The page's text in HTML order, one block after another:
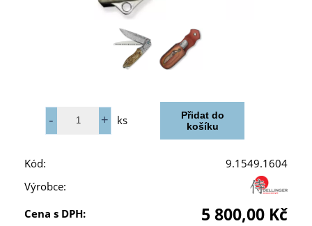
ks
Kód:
9.1549.1604
Výrobce:
Cena s DPH:
5 800,00 Kč